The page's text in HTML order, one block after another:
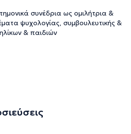
συνέδρια ως ομιλήτρια &
ψυχολογίας, συμβουλευτικής &
& παιδιών